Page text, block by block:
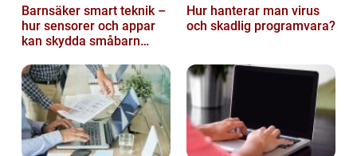
Barnsäker smart teknik –
hur sensorer och appar
kan skydda småbarn
Hur hanterar man virus
och skadlig programvara?